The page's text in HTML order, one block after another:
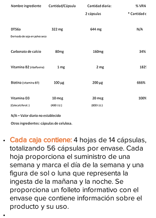
Cada caja contiene: 4 hojas de 14 cápsulas,
totalizando 56 cápsulas por envase. Cada
hoja proporciona el suministro de una
semana y marca el día de la semana y una
figura de sol o luna que representa la
ingesta de la mañana y la noche. Se
proporciona un folleto informativo con el
envase que contiene información sobre el
producto y su uso.